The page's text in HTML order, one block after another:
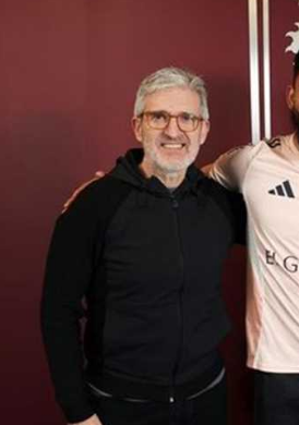
القسم الثاني
رياضات أخرى